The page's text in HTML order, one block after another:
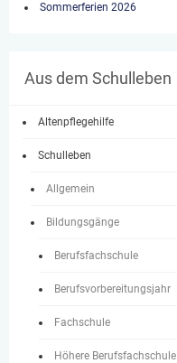
Sommerferien 2026
Aus dem Schulleben
Altenpflegehilfe
Schulleben
Allgemein
Bildungsgänge
Berufsfachschule
Berufsvorbereitungsjahr
Fachschule
Höhere Berufsfachschule